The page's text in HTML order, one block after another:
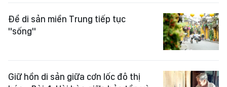
Để di sản miền Trung tiếp tục
"sống"
Giữ hồn di sản giữa cơn lốc đô thị